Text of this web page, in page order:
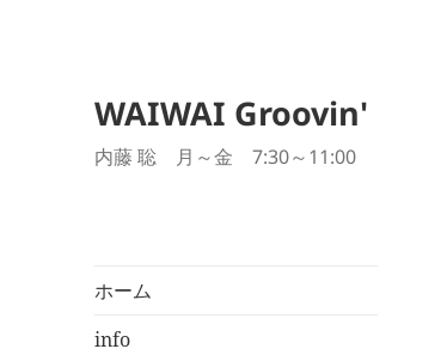
WAIWAI Groovin'
内藤 聡 月～金 7:30～11:00
ホーム
info